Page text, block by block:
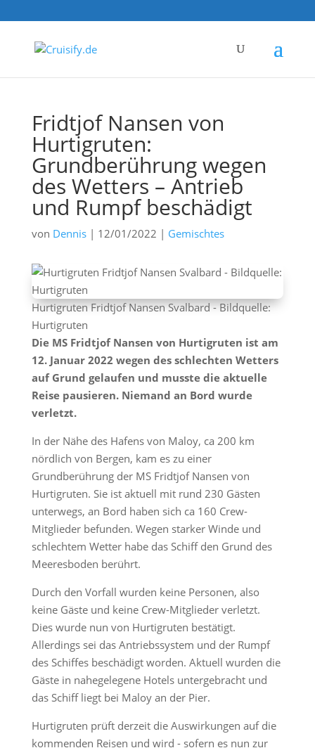
Fridtjof Nansen von
Hurtigruten:
Grundberührung wegen
des Wetters – Antrieb
und Rumpf beschädigt
von Dennis| 12/01/2022 | Gemischtes
Hurtigruten Fridtjof Nansen Svalbard - Bildquelle:
Hurtigruten
Die MS Fridtjof Nansen von Hurtigruten ist am
12. Januar 2022 wegen des schlechten Wetters
auf Grund gelaufen und musste die aktuelle
Reise pausieren. Niemand an Bord wurde
verletzt.
In der Nähe des Hafens von Maloy, ca 200 km
nördlich von Bergen, kam es zu einer
Grundberührung der MS Fridtjof Nansen von
Hurtigruten. Sie ist aktuell mit rund 230 Gästen
unterwegs, an Bord haben sich ca 160 Crew-
Mitglieder befunden. Wegen starker Winde und
schlechtem Wetter habe das Schiff den Grund des
Meeresboden berührt.
Durch den Vorfall wurden keine Personen, also
keine Gäste und keine Crew-Mitglieder verletzt.
Dies wurde nun von Hurtigruten bestätigt.
Allerdings sei das Antriebssystem und der Rumpf
des Schiffes beschädigt worden. Aktuell wurden die
Gäste in nahegelegene Hotels untergebracht und
das Schiff liegt bei Maloy an der Pier.
Hurtigruten prüft derzeit die Auswirkungen auf die
kommenden Reisen und wird - sofern es nun zur